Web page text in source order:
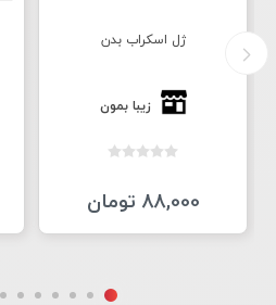
ژل اسکراب بدن
زیبا بمون
88,000 تومان